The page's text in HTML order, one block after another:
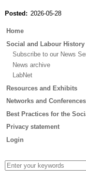
Posted 2026-05-28
Main
Home
Social and Labour History
Subscribe to our News
News archive
LabNet
Resources and Exhibits
Networks and Conferences
Best Practices for the
Privacy statement
Login